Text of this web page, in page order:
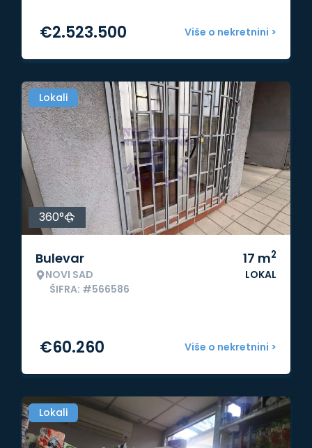
Više o nekretnini >
€2.523.500
Lokali
360°
Bulevar
NOVI SAD
ŠIFRA: #566586
17 m2
LOKAL
Više o nekretnini >
€60.260
Lokali